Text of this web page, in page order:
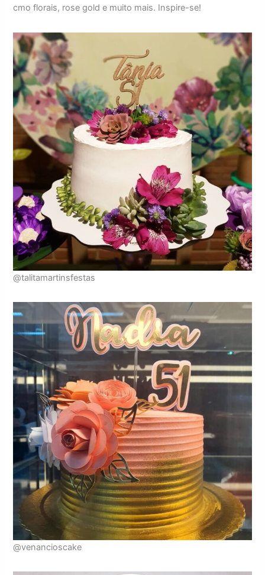
cmo florais, rose gold e muito mais. Inspire-se!
@talitamartinsfestas
@venancioscake